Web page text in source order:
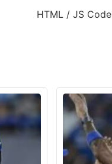
HTML / JS Code